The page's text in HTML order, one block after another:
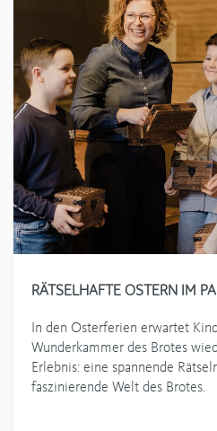
RÄTSELHAFTE OSTERN IM
In den Osterferien erwartet
Wunderkammer des Brotes
Erlebnis: eine spannende
faszinierende Welt des Brotes.